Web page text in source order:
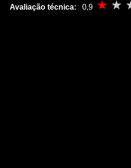
Avaliação técnica: 0,9